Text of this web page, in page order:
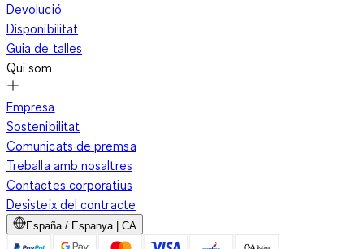
Devolució
Disponibilitat
Guia de talles
Qui som
Empresa
Sostenibilitat
Comunicats de premsa
Treballa amb nosaltres
Contactes corporatius
Desisteix del contracte
España / Espanya | CA